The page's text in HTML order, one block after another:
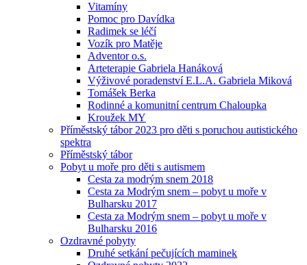
Vitamíny
Pomoc pro Davídka
Radimek se léčí
Vozík pro Matěje
Adventor o.s.
Arteterapie Gabriela Hanáková
Výživové poradenství E.L.A. Gabriela Miková
Tomášek Berka
Rodinné a komunitní centrum Chaloupka
Kroužek MY
Příměstský tábor 2023 pro děti s poruchou autistického
spektra
Příměstský tábor
Pobyt u moře pro děti s autismem
Cesta za modrým snem 2018
Cesta za Modrým snem – pobyt u moře v
Bulharsku 2017
Cesta za Modrým snem – pobyt u moře v
Bulharsku 2016
Ozdravné pobyty
Druhé setkání pečujících maminek